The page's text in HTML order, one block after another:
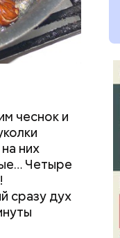
чеснок и
них
Четыре
сразу дух
трех